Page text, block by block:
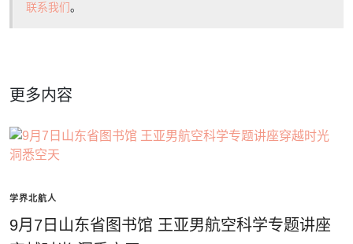
联系我们。
更多内容
学界北航人
9月7日山东省图书馆 王亚男航空科学专题讲座